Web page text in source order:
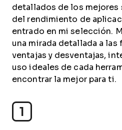
detallados de los
del rendimiento de
entrado en mi selección.
una mirada detallada a las
ventajas y desventajas,
uso ideales de cada
encontrar la mejor para ti.
1